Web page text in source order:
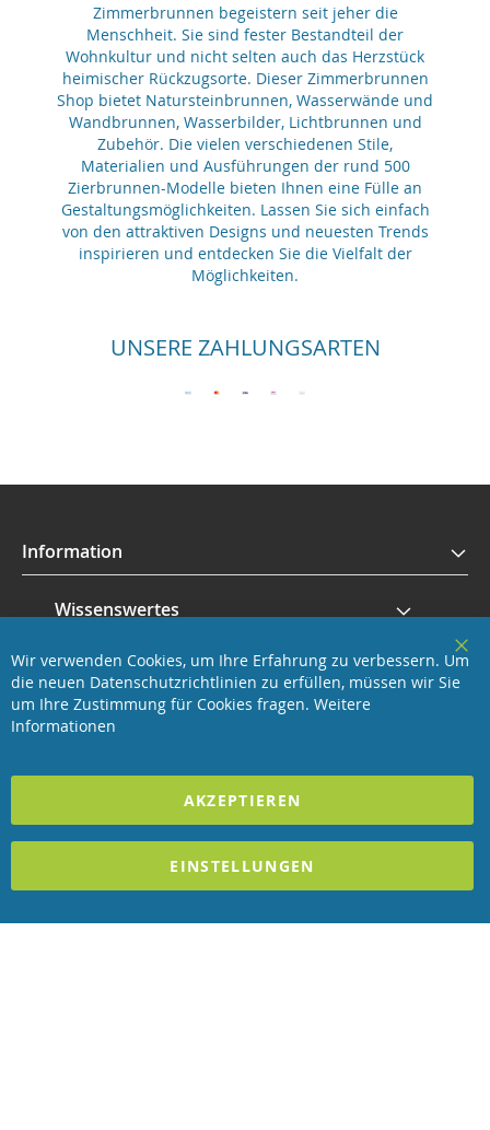
Zimmerbrunnen begeistern seit jeher die
Menschheit. Sie sind fester Bestandteil der
Wohnkultur und nicht selten auch das Herzstück
heimischer Rückzugsorte. Dieser Zimmerbrunnen
Shop bietet Natursteinbrunnen, Wasserwände und
Wandbrunnen, Wasserbilder, Lichtbrunnen und
Zubehör. Die vielen verschiedenen Stile,
Materialien und Ausführungen der rund 500
Zierbrunnen-Modelle bieten Ihnen eine Fülle an
Gestaltungsmöglichkeiten. Lassen Sie sich einfach
von den attraktiven Designs und neuesten Trends
inspirieren und entdecken Sie die Vielfalt der
Möglichkeiten.
UNSERE ZAHLUNGSARTEN
Information
Wissenswertes
Service
Revisage GmbH
Wir verwenden Cookies, um Ihre Erfahrung zu verbessern. Um
die neuen Datenschutzrichtlinien zu erfüllen, müssen wir Sie
um Ihre Zustimmung für Cookies fragen. Weitere
Informationen
AKZEPTIEREN
EINSTELLUNGEN